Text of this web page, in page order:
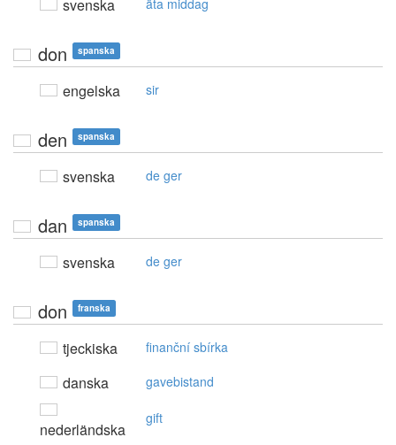
svenska äta middag
don spanska
engelska sir
den spanska
svenska de ger
dan spanska
svenska de ger
don franska
tjeckiska finanční sbírka
danska gavebistand
nederländska
gift